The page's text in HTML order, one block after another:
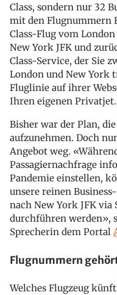
Class, sondern nur 32
mit den Flugnummern
Class-Flug vom
New York JFK und
Class-Service, der Sie
London und New York
Fluglinie auf ihrer
Ihren eigenen
Bisher war der Plan,
aufzunehmen. Doch
Angebot weg.
Passagiernachfrage
Pandemie einstellen,
unsere reinen
nach New York JFK
durchführen werden»,
Sprecherin dem Portal
Flugnummern
Welches Flugzeug